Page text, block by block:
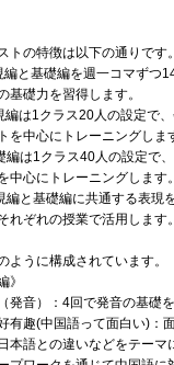
トの特徴は以下の通りです
と基礎編を週一コマずつ
基礎力を習得します。
は1クラス20人の設定で
を中心にトレーニングしま
は1クラス40人の設定で
中心にトレーニングします
と基礎編に共通する表現
れぞれの授業で活用します
ように構成されています。
》
発音）：4回で発音の基礎
有趣(中国語って面白い)：
本語との違いなどをテー